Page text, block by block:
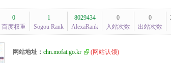
0
百度权重
1
Sogou Rank
8029434
AlexaRank
0
入站次数
0
出站次数
网站地址： chn.mofat.go.kr (网站认领)